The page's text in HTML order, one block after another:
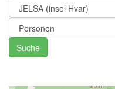
Suche